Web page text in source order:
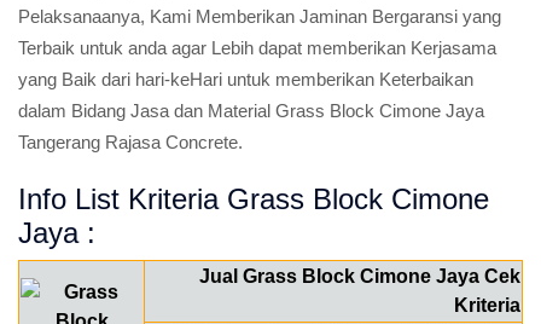
Pelaksanaanya, Kami Memberikan Jaminan Bergaransi yang
Terbaik untuk anda agar Lebih dapat memberikan Kerjasama
yang Baik dari hari-keHari untuk memberikan Keterbaikan
dalam Bidang Jasa dan Material Grass Block Cimone Jaya
Tangerang Rajasa Concrete.
Info List Kriteria Grass Block Cimone
Jaya :
Jual Grass Block Cimone Jaya Cek
Kriteria